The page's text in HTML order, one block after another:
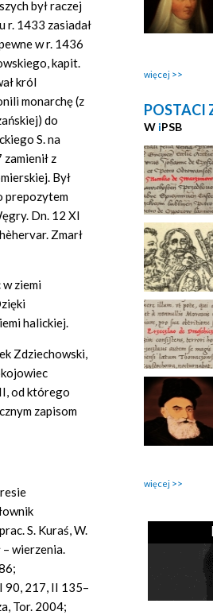
był raczej
r. 1433 zasiadał
w r. 1436
kapit.
król
monarchę (z
do
S. na
z
Był
prepozytem
Dn. 12 XI
Zmarł
ziemi
halickiej.
Zdziechowski,
od którego
zapisom
S. Kuraś, W.
– wierzenia.
90, 217, II 135–
Tor. 2004;
więcej
POSTACI
W iPSB
więcej